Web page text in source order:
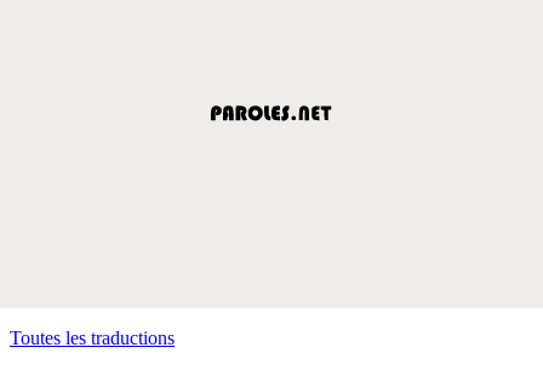
Toutes les traductions